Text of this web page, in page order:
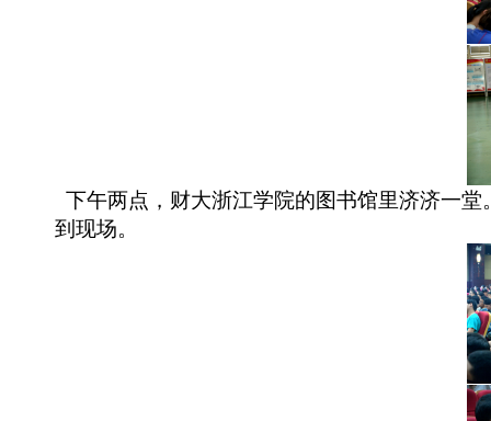
下午两点，财大浙江学院的图书馆里济济一
到现场。